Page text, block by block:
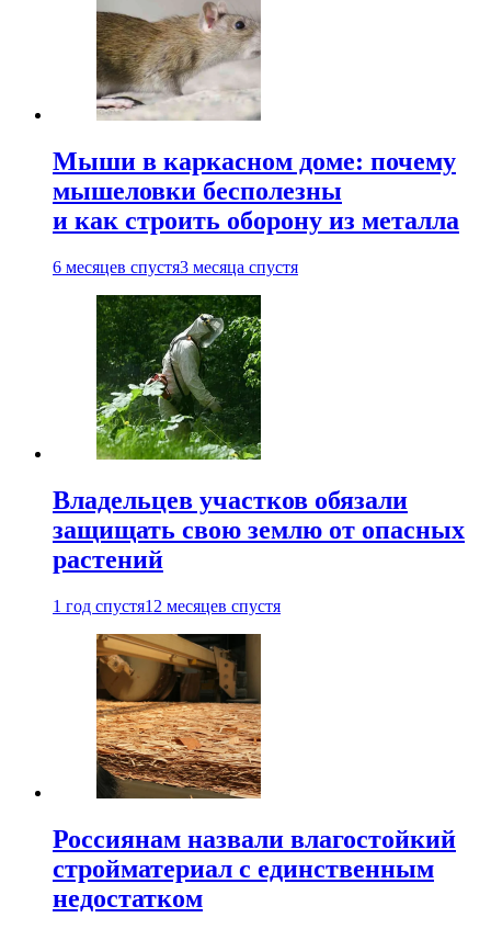
Мыши в каркасном доме: почему
мышеловки бесполезны
и как строить оборону из металла
6 месяцев спустя3 месяца спустя
Владельцев участков обязали
защищать свою землю от опасных
растений
1 год спустя12 месяцев спустя
Россиянам назвали влагостойкий
стройматериал с единственным
недостатком